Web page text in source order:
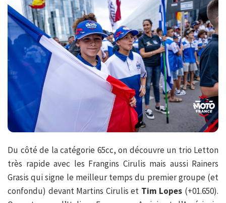
Du côté de la catégorie 65cc, on découvre un trio Letton
très rapide avec les Frangins Cirulis mais aussi Rainers
Grasis qui signe le meilleur temps du premier groupe (et
confondu) devant Martins Cirulis et Tim Lopes (+01.650).